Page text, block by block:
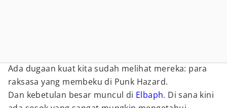
Ada dugaan kuat kita sudah melihat mereka: para
raksasa yang membeku di Punk Hazard.
Dan kebetulan besar muncul di Elbaph. Di sana kini